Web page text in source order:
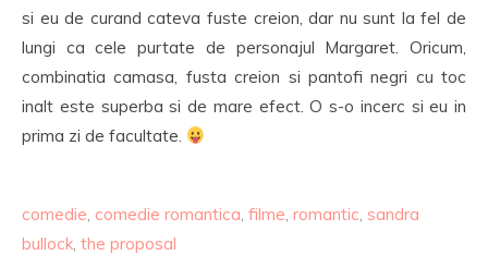
si eu de curand cateva fuste creion, dar nu sunt la fel de
lungi ca cele purtate de personajul Margaret. Oricum,
combinatia camasa, fusta creion si pantofi negri cu toc
inalt este superba si de mare efect. O s-o incerc si eu in
prima zi de facultate.
comedie, comedie romantica, filme, romantic, sandra
bullock, the proposal